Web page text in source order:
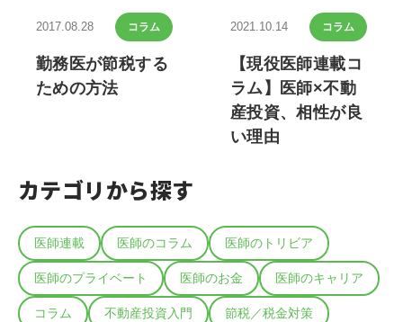
2017.08.28 コラム
勤務医が節税する
ための方法
2021.10.14 コラム
【現役医師連載コ
ラム】医師×不動
産投資、相性が良
い理由
カテゴリから探す
医師連載 医師のコラム 医師のトリビア
医師のプライベート 医師のお金 医師のキャリア
コラム 不動産投資入門 節税／税金対策